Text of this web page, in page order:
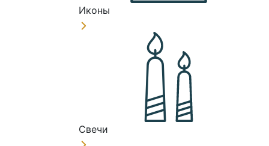
Иконы
Свечи